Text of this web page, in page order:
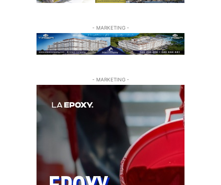
- MARKETING -
- MARKETING -